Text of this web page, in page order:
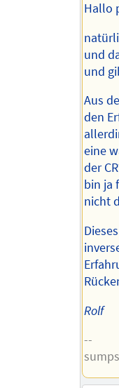
Hallo
und
und
Aus
den
eine
der
bin ja
nicht
Rolf
--